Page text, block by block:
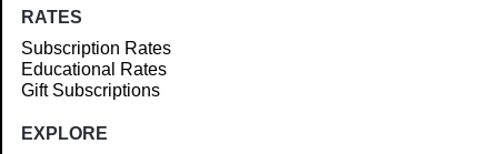
RATES
Subscription Rates
Educational Rates
Gift Subscriptions
EXPLORE